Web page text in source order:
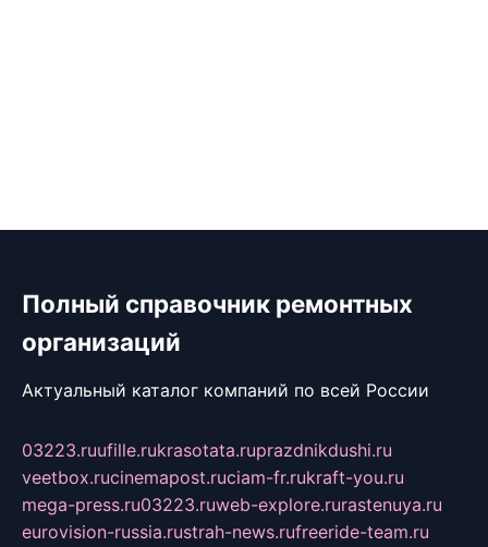
Полный справочник ремонтных
организаций
Актуальный каталог компаний по всей России
03223.ruufille.rukrasotata.ruprazdnikdushi.ru
veetbox.rucinemapost.ruciam-fr.rukraft-you.ru
mega-press.ru03223.ruweb-explore.rurastenuya.ru
eurovision-russia.rustrah-news.rufreeride-team.ru